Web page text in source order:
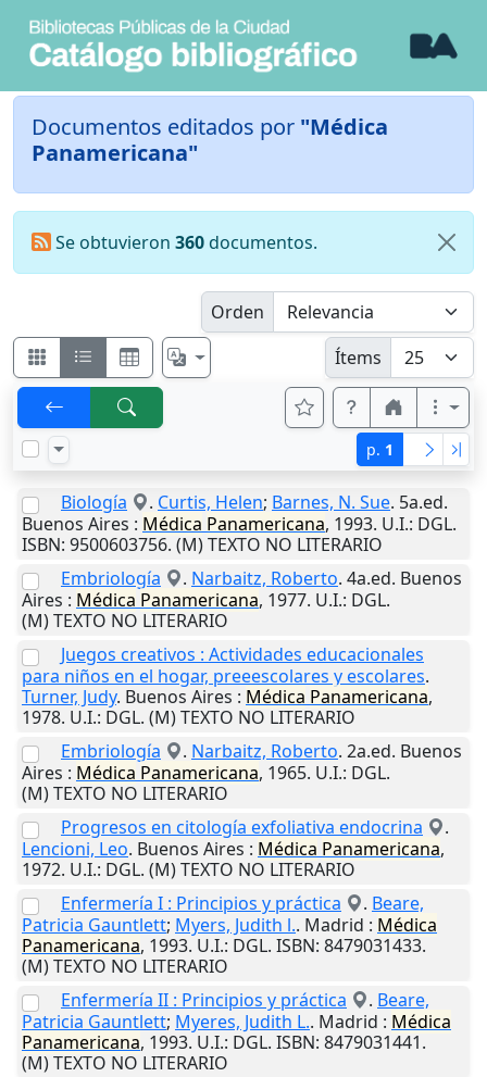
Documentos editados por "Médica
Panamericana"
Se obtuvieron 360documentos.
Orden
Ítems
p. 1
Biología . Curtis, Helen; Barnes, N. Sue. 5a.ed.
Buenos Aires : Médica Panamericana, 1993. U.I.: DGL.
ISBN: 9500603756. (M) TEXTO NO LITERARIO
Embriología
. Narbaitz, Roberto. 4a.ed. Buenos
Aires : Médica Panamericana, 1977. U.I.: DGL.
(M) TEXTO NO LITERARIO
Juegos creativos : Actividades educacionales
para niños en el hogar, preeescolares y escolares.
Turner, Judy. Buenos Aires : Médica Panamericana,
1978. U.I.: DGL. (M) TEXTO NO LITERARIO
Embriología
. Narbaitz, Roberto. 2a.ed. Buenos
Aires : Médica Panamericana, 1965. U.I.: DGL.
(M) TEXTO NO LITERARIO
Progresos en citología exfoliativa endocrina
.
Lencioni, Leo. Buenos Aires : Médica Panamericana,
1972. U.I.: DGL. (M) TEXTO NO LITERARIO
Enfermería I : Principios y práctica
. Beare,
Patricia Gauntlett; Myers, Judith l.. Madrid : Médica
Panamericana, 1993. U.I.: DGL. ISBN: 8479031433.
(M) TEXTO NO LITERARIO
Enfermería II : Principios y práctica
. Beare,
Patricia Gauntlett; Myeres, Judith L.. Madrid : Médica
Panamericana, 1993. U.I.: DGL. ISBN: 8479031441.
(M) TEXTO NO LITERARIO